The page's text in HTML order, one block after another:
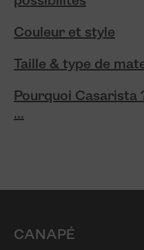
Couleur et style
Taille & type de
Pourquoi Casarista
...
CANAPÉ